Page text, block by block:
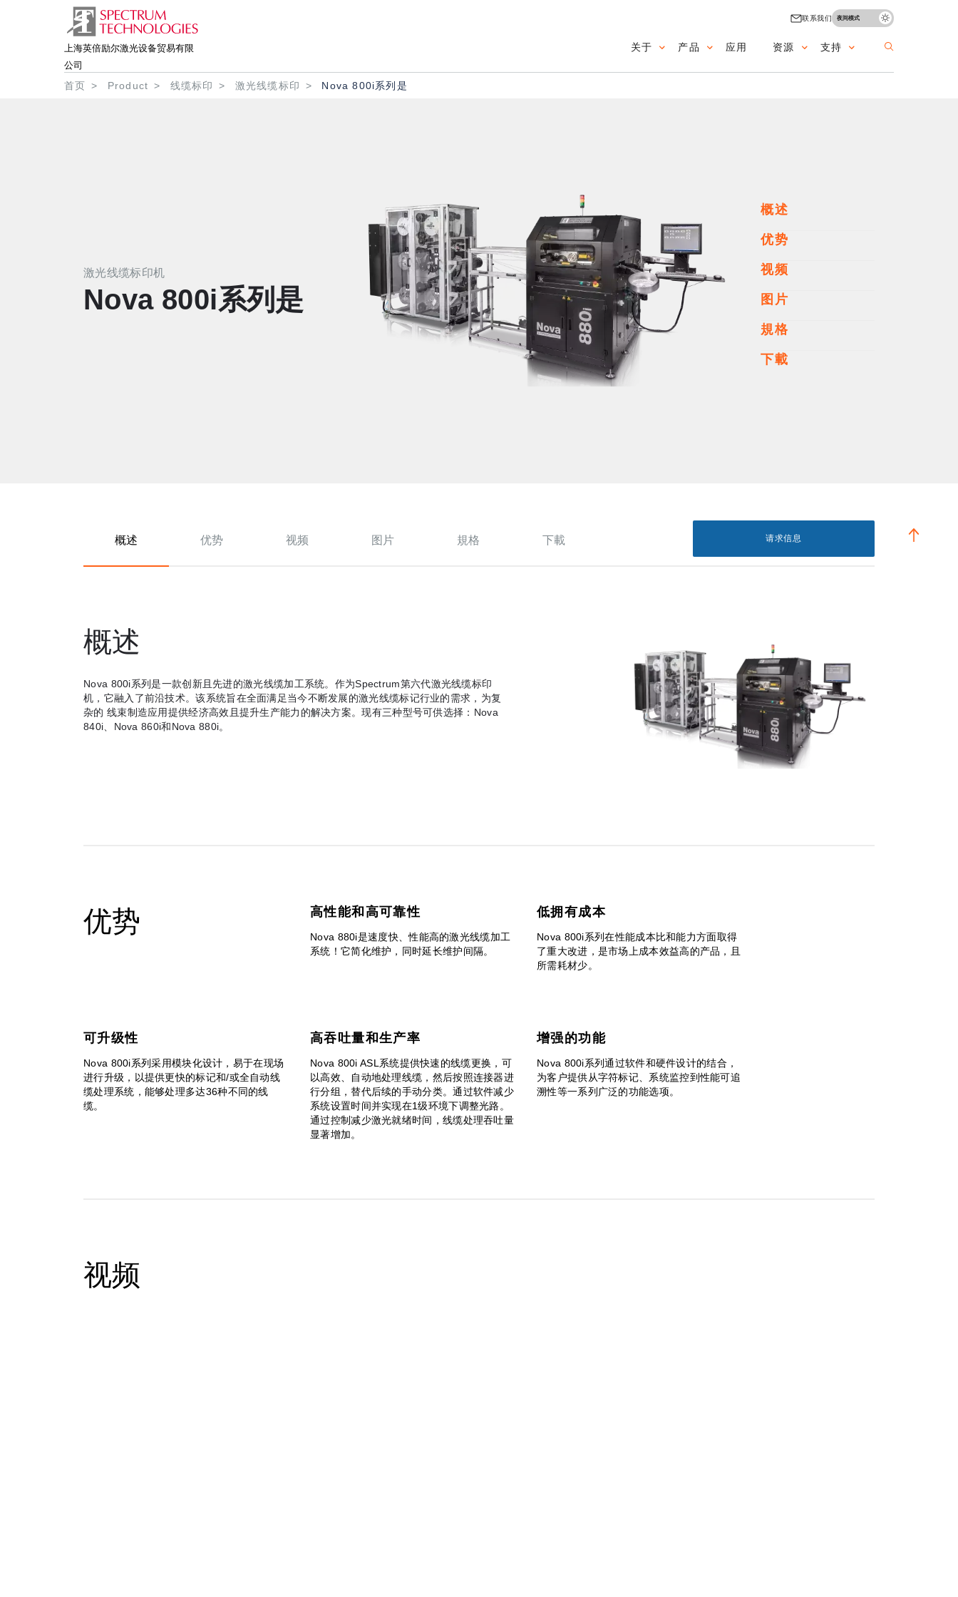
联系我们 夜间模式
上海英倍励尔激光设备贸易有限
公司
Main navigation
关于 产品 应用 资源 支持
面包屑
首页 Product 线缆标印 激光线缆标印 Nova 800i系列是
激光线缆标印机
Nova 800i系列是
概述
优势
视频
图片
規格
下載
概述 优势 视频 图片 規格 下載 请求信息
概述
Nova 800i系列是一款创新且先进的激光线缆加工系统。作为Spectrum第六代激光线缆标印
机，它融入了前沿技术。该系统旨在全面满足当今不断发展的激光线缆标记行业的需求，为复
杂的 线束制造应用提供经济高效且提升生产能力的解决方案。现有三种型号可供选择：Nova
840i、Nova 860i和Nova 880i。
优势 高性能和高可靠性
Nova 880i是速度快、性能高的激光线缆加工
系统！它简化维护，同时延长维护间隔。
低拥有成本
Nova 800i系列在性能成本比和能力方面取得
了重大改进，是市场上成本效益高的产品，且
所需耗材少。
可升级性
Nova 800i系列采用模块化设计，易于在现场
进行升级，以提供更快的标记和/或全自动线
缆处理系统，能够处理多达36种不同的线
缆。
高吞吐量和生产率
Nova 800i ASL系统提供快速的线缆更换，可
以高效、自动地处理线缆，然后按照连接器进
行分组，替代后续的手动分类。通过软件减少
系统设置时间并实现在1级环境下调整光路。
通过控制减少激光就绪时间，线缆处理吞吐量
显著增加。
增强的功能
Nova 800i系列通过软件和硬件设计的结合，
为客户提供从字符标记、系统监控到性能可追
溯性等一系列广泛的功能选项。
视频